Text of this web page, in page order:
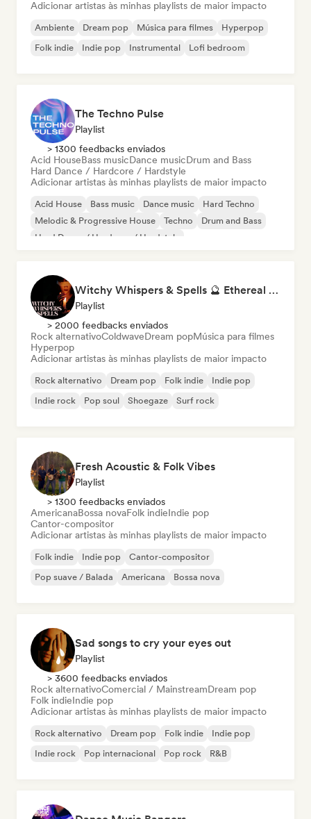
Adicionar artistas às minhas playlists de maior impacto
Ambiente Dream pop Música para filmes
Hyperpop
Folk indie
Indie pop Instrumental Lofi bedroom
The Techno Pulse
Playlist
> 1300 feedbacks enviados
Acid HouseBass musicDance musicDrum and Bass
Hard Dance / Hardcore / Hardstyle
Adicionar artistas às minhas playlists de maior impacto
Acid House Bass music Dance music
Hard Techno
Melodic & Progressive House
Techno
Drum and Bass
Hard Dance / Hardcore / Hardstyle
Witchy Whispers & Spells 🔮 Ethereal Art Pop & Dream Pop
Playlist
> 2000 feedbacks enviados
Rock alternativoColdwaveDream popMúsica para filmes
Hyperpop
Adicionar artistas às minhas playlists de maior impacto
Rock alternativo Dream pop Folk indie
Indie pop
Indie rock
Pop soul Shoegaze Surf rock
Fresh Acoustic & Folk Vibes
Playlist
> 1300 feedbacks enviados
AmericanaBossa novaFolk indieIndie pop
Cantor-compositor
Adicionar artistas às minhas playlists de maior impacto
Folk indie Indie pop
Cantor-compositor
Pop suave / Balada
Americana Bossa nova
Sad songs to cry your eyes out
Playlist
> 3600 feedbacks enviados
Rock alternativoComercial / MainstreamDream pop
Folk indieIndie pop
Adicionar artistas às minhas playlists de maior impacto
Rock alternativo Dream pop Folk indie
Indie pop
Indie rock
Pop internacional Pop rock R&B